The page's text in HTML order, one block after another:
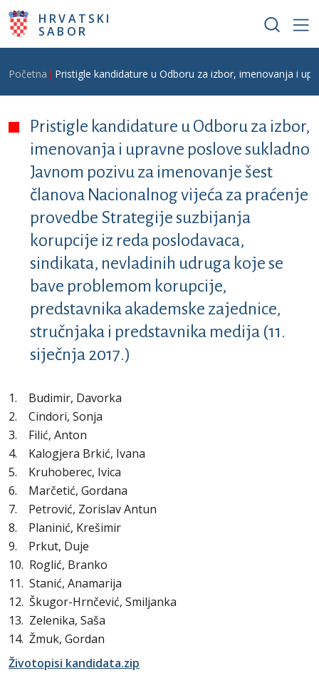
Skoči na glavni sadržaj
HRVATSKI
SABOR
Breadcrumb
Početna Pristigle kandidature u Odboru za izbor, imenovanja i
Pristigle kandidature u Odboru za izbor,
imenovanja i upravne poslove sukladno
Javnom pozivu za imenovanje šest
članova Nacionalnog vijeća za praćenje
provedbe Strategije suzbijanja
korupcije iz reda poslodavaca,
sindikata, nevladinih udruga koje se
bave problemom korupcije,
predstavnika akademske zajednice,
stručnjaka i predstavnika medija (11.
siječnja 2017.)
1. Budimir, Davorka
2. Cindori, Sonja
3. Filić, Anton
4. Kalogjera Brkić, Ivana
5. Kruhoberec, Ivica
6. Marčetić, Gordana
7. Petrović, Zorislav Antun
8. Planinić, Krešimir
9. Prkut, Duje
10. Roglić, Branko
11. Stanić, Anamarija
12. Škugor-Hrnčević, Smiljanka
13. Zelenika, Saša
14. Žmuk, Gordan
Životopisi kandidata.zip